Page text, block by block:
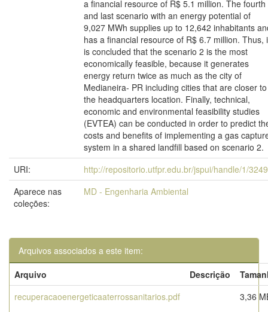
a financial resource of R$ 5.1 million. The fourth
and last scenario with an energy potential of
9,027 MWh supplies up to 12,642 inhabitants
has a financial resource of R$ 6.7 million. Thus,
is concluded that the scenario 2 is the most
economically feasible, because it generates
energy return twice as much as the city of
Medianeira- PR including cities that are closer to
the headquarters location. Finally, technical,
economic and environmental feasibility studies
(EVTEA) can be conducted in order to predict
costs and benefits of implementing a gas
system in a shared landfill based on scenario 2.
URI:
http://repositorio.utfpr.edu.br/jspui/handle/1/
Aparece nas
coleções:
MD - Engenharia Ambiental
Arquivos associados a este item:
Arquivo
Descrição
recuperacaoenergeticaaterrossanitarios.pdf
3,36